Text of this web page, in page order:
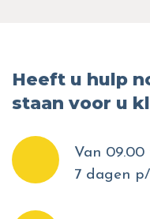
Heeft u hulp
staan voor u
Van 09.00
7 dagen